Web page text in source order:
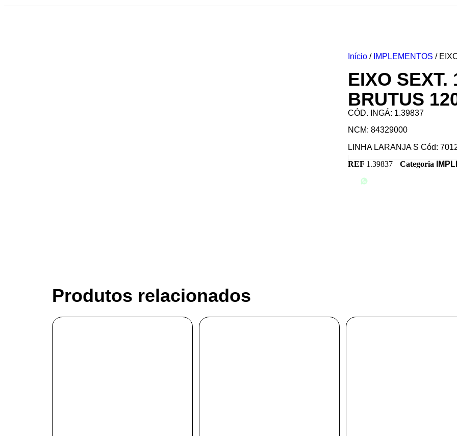
Início / IMPLEMENTOS /
EIXO SEXT.
BRUTUS
CÓD. INGÁ: 1.39837
NCM: 84329000
LINHA LARANJA S Cód:
REF 1.39837 Categoria
Produtos relacionados